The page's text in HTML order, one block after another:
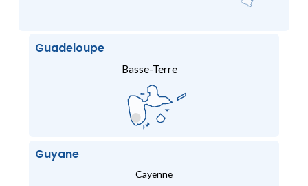
Guadeloupe
Basse-Terre
Guyane
Cayenne